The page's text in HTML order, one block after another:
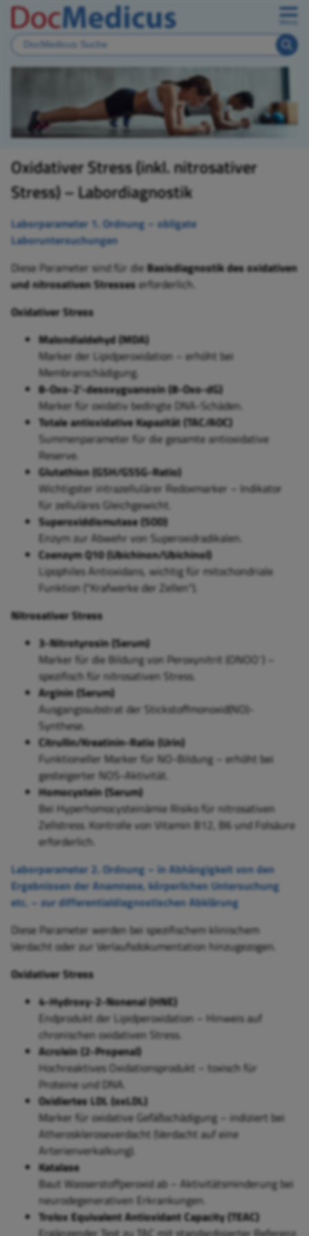
Oxidativer Stress (inkl. nitrosativer
Stress) – Labordiagnostik
Laborparameter 1. Ordnung – obligate
Laboruntersuchungen
Diese Parameter sind für dieBasisdiagnostik des oxidativen
und nitrosativen Stresseserforderlich.
Oxidativer Stress
Malondialdehyd (MDA)
Marker der Lipidperoxidation – erhöht bei
Membranschädigung.
8-Oxo-2'-desoxyguanosin (8-Oxo-dG)
Marker für oxidativ bedingte DNA-Schäden.
Totale antioxidative Kapazität (TAC/AOC)
Summenparameter für die gesamte antioxidative
Reserve.
Glutathion (GSH/GSSG-Ratio)
Wichtigster intrazellulärer Redoxmarker – Indikator
für zelluläres Gleichgewicht.
Superoxiddismutase (SOD)
Enzym zur Abwehr von Superoxidradikalen.
Coenzym Q10 (Ubichinon/Ubichinol)
Lipophiles Antioxidans, wichtig für mitochondriale
Funktion ("Krafwerke der Zellen").
Nitrosativer Stress
3-Nitrotyrosin (Serum)
Marker für die Bildung von Peroxynitrit (ONOO⁻) –
spezifisch für nitrosativen Stress.
Arginin (Serum)
Ausgangssubstrat der Stickstoffmonoxid(NO)-
Synthese.
Citrullin/Kreatinin-Ratio (Urin)
Funktioneller Marker für NO-Bildung – erhöht bei
gesteigerter NOS-Aktivität.
Homocystein (Serum)
Bei Hyperhomocysteinämie Risiko für nitrosativen
Zellstress. Kontrolle von Vitamin B12, B6 und Folsäure
erforderlich.
Laborparameter 2. Ordnung – in Abhängigkeit von den
Ergebnissen der Anamnese, körperlichen Untersuchung
etc. – zur differentialdiagnostischen Abklärung
Diese Parameter werden bei spezifischem klinischem
Verdacht oder zur Verlaufsdokumentation hinzugezogen.
Oxidativer Stress
4-Hydroxy-2-Nonenal (HNE)
Endprodukt der Lipidperoxidation – Hinweis auf
chronischen oxidativen Stress.
Acrolein (2-Propenal)
Hochreaktives Oxidationsprodukt – toxisch für
Proteine und DNA.
Oxidiertes LDL (oxLDL)
Marker für oxidative Gefäßschädigung – indiziert bei
Atheroskleroseverdacht (Verdacht auf eine
Arterienverkalkung).
Katalase
Baut Wasserstoffperoxid ab – Aktivitätsminderung bei
neurodegenerativen Erkrankungen.
Trolox Equivalent Antioxidant Capacity (TEAC)